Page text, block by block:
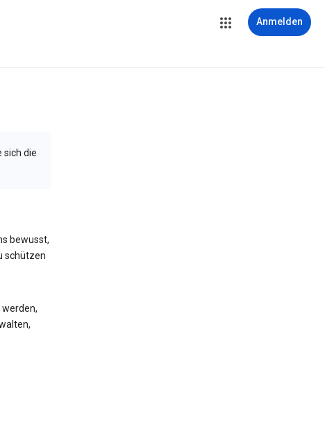
Anmelden
sich die
bewusst,
schützen